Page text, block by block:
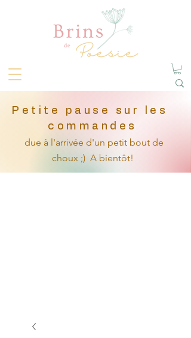
Petite pause sur les
commandes
due à l'arrivée d'un petit bout de
choux ;) A bientôt!